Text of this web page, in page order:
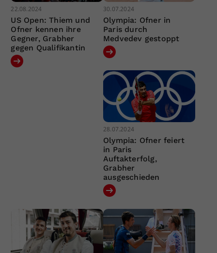
22.08.2024
US Open: Thiem und
Ofner kennen ihre
Gegner, Grabher
gegen Qualifikantin
30.07.2024
Olympia: Ofner in
Paris durch
Medvedev gestoppt
28.07.2024
Olympia: Ofner feiert
in Paris
Auftakterfolg,
Grabher
ausgeschieden